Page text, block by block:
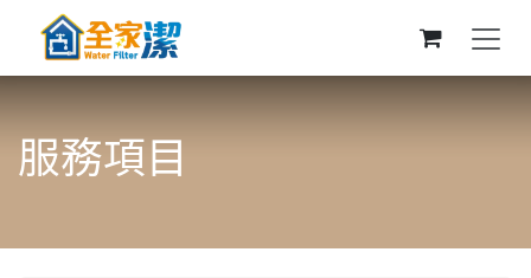
跳至內容
服務項目